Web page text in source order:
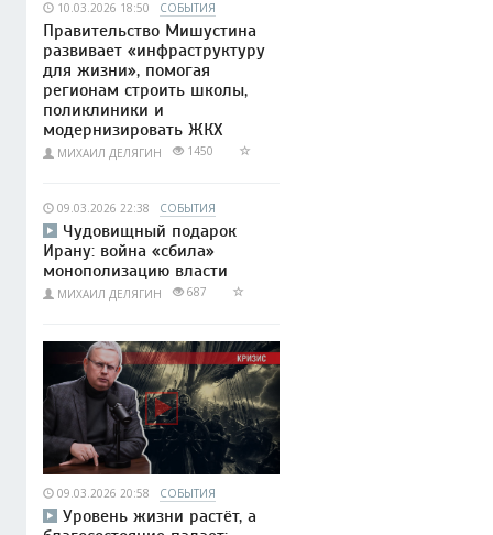
10.03.2026 18:50 СОБЫТИЯ
Правительство Мишустина
развивает «инфраструктуру
для жизни», помогая
регионам строить школы,
поликлиники и
модернизировать ЖКХ
МИХАИЛ ДЕЛЯГИН 1450
09.03.2026 22:38 СОБЫТИЯ
Чудовищный подарок
Ирану: война «сбила»
монополизацию власти
МИХАИЛ ДЕЛЯГИН 687
09.03.2026 20:58 СОБЫТИЯ
Уровень жизни растёт, а